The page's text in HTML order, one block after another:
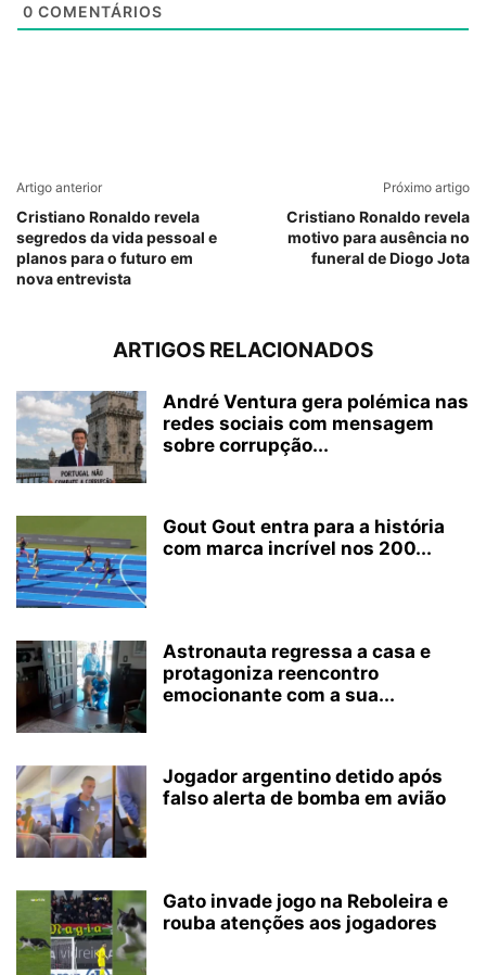
0 COMENTÁRIOS
Artigo anterior
Cristiano Ronaldo revela
segredos da vida pessoal e
planos para o futuro em
nova entrevista
Próximo artigo
Cristiano Ronaldo revela
motivo para ausência no
funeral de Diogo Jota
ARTIGOS RELACIONADOS
André Ventura gera polémica nas
redes sociais com mensagem
sobre corrupção...
Gout Gout entra para a história
com marca incrível nos 200...
Astronauta regressa a casa e
protagoniza reencontro
emocionante com a sua...
Jogador argentino detido após
falso alerta de bomba em avião
Gato invade jogo na Reboleira e
rouba atenções aos jogadores